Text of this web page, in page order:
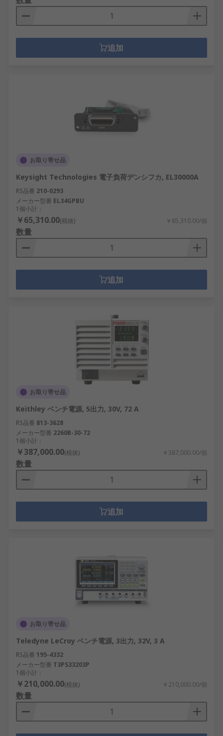
追加
お取り寄せ品
Keysight Technologies 電子負荷デンシフカ, EL30000A
RS品番 210-0293
メーカー型番 EL34GPBU
1個小計：
￥65,310.00(税抜) ￥65,310.00/個
数量
追加
お取り寄せ品
Keithley ベンチ電源, 5出力, 30V, 72 A
RS品番 813-3628
メーカー型番 2260B-30-72
1個小計：
￥387,000.00(税抜) ￥387,000.00/個
数量
追加
お取り寄せ品
Teledyne LeCroy ベンチ電源, 3出力, 32V, 3 A
RS品番 195-4332
メーカー型番 T3PS33203P
1個小計：
￥210,000.00(税抜) ￥210,000.00/個
数量